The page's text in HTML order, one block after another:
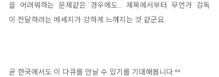
을 어려워하는 문제같은 경우에도... 제목에서부터 무언가 감독
이 전달하려는 메세지가 강하게 느껴지는 것 같군요.
곧 한국에서도 이 다큐를 만날 수 있기를 기대해봅니다.^^